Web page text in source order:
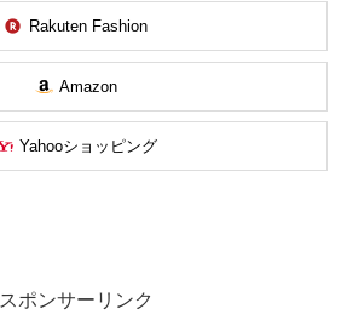
Rakuten Fashion
Amazon
Yahooショッピング
スポンサーリンク